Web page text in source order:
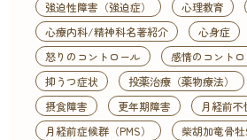
強迫性障害（強迫症） 心理教育
心療内科/精神科名著紹介
心身症
怒りのコントロール
感情のコント
抑うつ症状
投薬治療（薬物療法）
摂食障害
更年期障害
月経前不
月経前症候群（PMS）
柴胡加竜骨